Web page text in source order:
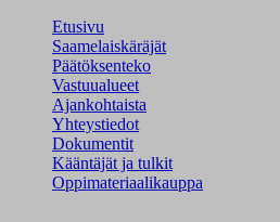
Etusivu
Saamelaiskäräjät
Päätöksenteko
Vastuualueet
Ajankohtaista
Yhteystiedot
Dokumentit
Kääntäjät ja tulkit
Oppimateriaalikauppa